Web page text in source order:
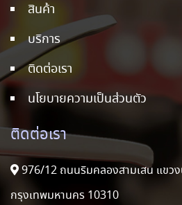
สินค้า
บริการ
ติดต่อเรา
นโยบายความเป็นส่วนตัว
ติดต่อเรา
976/12 ถนนริมคลองสามเสน แขวง
กรุงเทพมหานคร 10310